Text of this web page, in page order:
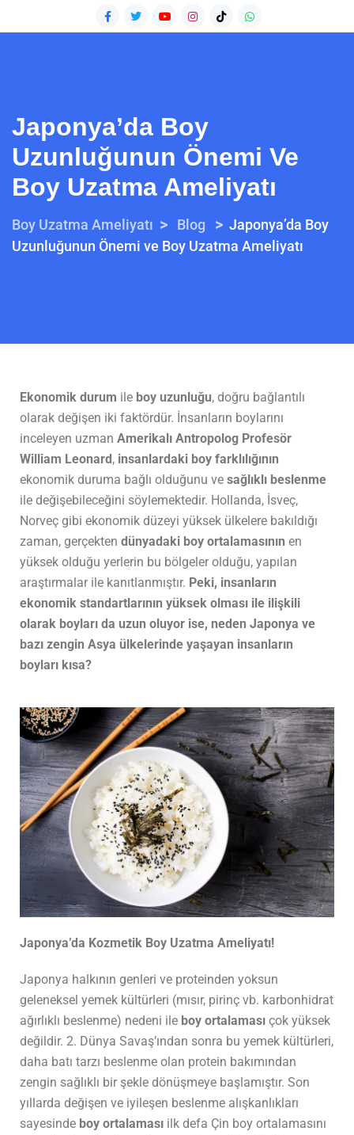
Japonya’da Boy
Uzunluğunun Önemi Ve
Boy Uzatma Ameliyatı
Boy Uzatma Ameliyatı > Blog > Japonya’da Boy
Uzunluğunun Önemi ve Boy Uzatma Ameliyatı
Ekonomik durum ile boy uzunluğu, doğru bağlantılı
olarak değişen iki faktördür. İnsanların boylarını
inceleyen uzman Amerikalı Antropolog Profesör
William Leonard, insanlardaki boy farklılığının
ekonomik duruma bağlı olduğunu ve sağlıklı beslenme
ile değişebileceğini söylemektedir. Hollanda, İsveç,
Norveç gibi ekonomik düzeyi yüksek ülkelere bakıldığı
zaman, gerçekten dünyadaki boy ortalamasının en
yüksek olduğu yerlerin bu bölgeler olduğu, yapılan
araştırmalar ile kanıtlanmıştır. Peki, insanların
ekonomik standartlarının yüksek olması ile ilişkili
olarak boyları da uzun oluyor ise, neden Japonya ve
bazı zengin Asya ülkelerinde yaşayan insanların
boyları kısa?
Japonya’da Kozmetik Boy Uzatma Ameliyatı!
Japonya halkının genleri ve proteinden yoksun
geleneksel yemek kültürleri (mısır, pirinç vb. karbonhidrat
ağırlıklı beslenme) nedeni ile boy ortalaması çok yüksek
değildir. 2. Dünya Savaş’ından sonra bu yemek kültürleri,
daha batı tarzı beslenme olan protein bakımından
zengin sağlıklı bir şekle dönüşmeye başlamıştır. Son
yıllarda değişen ve iyileşen beslenme alışkanlıkları
sayesinde boy ortalaması ilk defa Çin boy ortalamasını